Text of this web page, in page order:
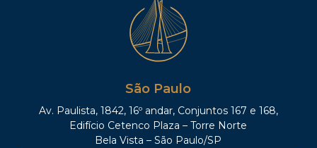
São Paulo
Av. Paulista, 1842, 16º andar, Conjuntos 167 e 168,
Edifício Cetenco Plaza – Torre Norte
Bela Vista – São Paulo/SP